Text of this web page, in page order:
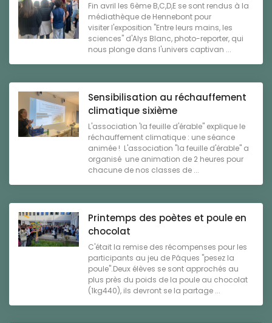
Fin avril les 6ème B,C,D,E se sont rendus à la
médiathèque de Hennebont pour
visiter l'exposition "Entre leurs mains, les
sciences" d'Alys Blanc, photo-reporter, qui
nous plonge dans l'univers captivan ...
Sensibilisation au réchauffement
climatique sixième
L'association 'la feuille d'érable" explique le
réchauffement climatique : une séance
animée ! L'association "la feuille d'érable" a
organisé une animation de 2 heures pour
chacune de nos classes de ...
Printemps des poètes et poule en
chocolat
C'était la remise des récompenses pour les
participants au jeu de Pâques "pesez la
poule".Deux élèves se sont approchés au
plus près du poids de la poule au chocolat
(1kg440), ils devront se la partage ...